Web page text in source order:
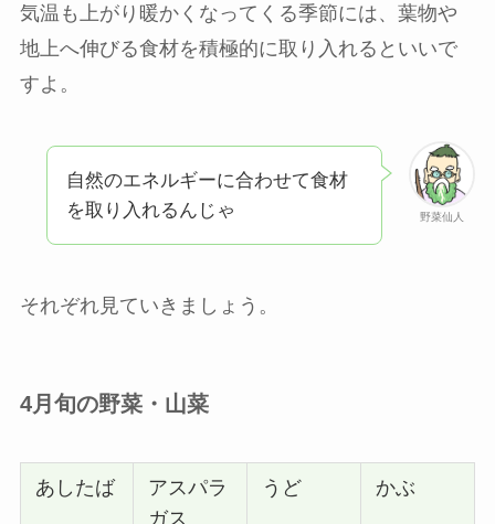
気温も上がり暖かくなってくる季節には、葉物や
地上へ伸びる食材を積極的に取り入れるといいで
すよ。
野菜仙人
自然のエネルギーに合わせて食材
を取り入れるんじゃ
それぞれ見ていきましょう。
4月旬の野菜・山菜
あしたば
アスパラ
ガス
うど かぶ